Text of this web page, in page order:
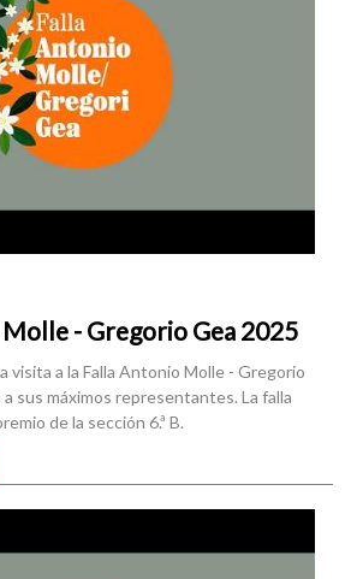
- Gregorio Gea 2025
visita a la Falla Antonio Molle - Gregorio
sus máximos representantes. La falla
de la sección 6.ª B.